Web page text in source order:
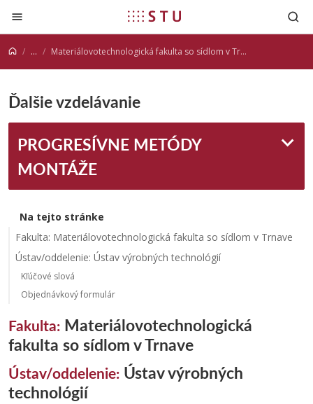
Prejsť na obsah
... Materiálovotechnologická fakulta so sídlom v Trnave
Ďalšie vzdelávanie
PROGRESÍVNE METÓDY
MONTÁŽE
Na tejto stránke
Fakulta: Materiálovotechnologická fakulta so sídlom v Trnave
Ústav/oddelenie: Ústav výrobných technológií
Kľúčové slová
Objednávkový formulár
Fakulta: Materiálovotechnologická
fakulta so sídlom v Trnave
Ústav/oddelenie: Ústav výrobných
technológií